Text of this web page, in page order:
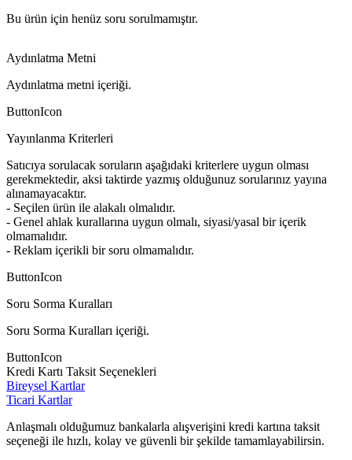
Bu ürün için henüz soru sorulmamıştır.
Aydınlatma Metni
Aydınlatma metni içeriği.
ButtonIcon
Yayınlanma Kriterleri
Satıcıya sorulacak soruların aşağıdaki kriterlere uygun olması
gerekmektedir, aksi taktirde yazmış olduğunuz sorularınız yayına
alınamayacaktır.
- Seçilen ürün ile alakalı olmalıdır.
- Genel ahlak kurallarına uygun olmalı, siyasi/yasal bir içerik
olmamalıdır.
- Reklam içerikli bir soru olmamalıdır.
ButtonIcon
Soru Sorma Kuralları
Soru Sorma Kuralları içeriği.
ButtonIcon
Kredi Kartı Taksit Seçenekleri
Bireysel Kartlar
Ticari Kartlar
Anlaşmalı olduğumuz bankalarla alışverişini kredi kartına taksit
seçeneği ile hızlı, kolay ve güvenli bir şekilde tamamlayabilirsin.